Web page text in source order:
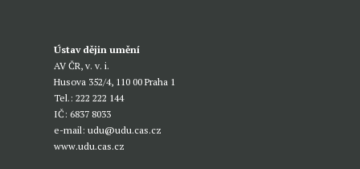
Ústav dějin umění
AV ČR, v. v. i.
Husova 352/4, 110 00 Praha 1
Tel.: 222 222 144
IČ: 6837 8033
e-mail:udu@udu.cas.cz
www.udu.cas.cz